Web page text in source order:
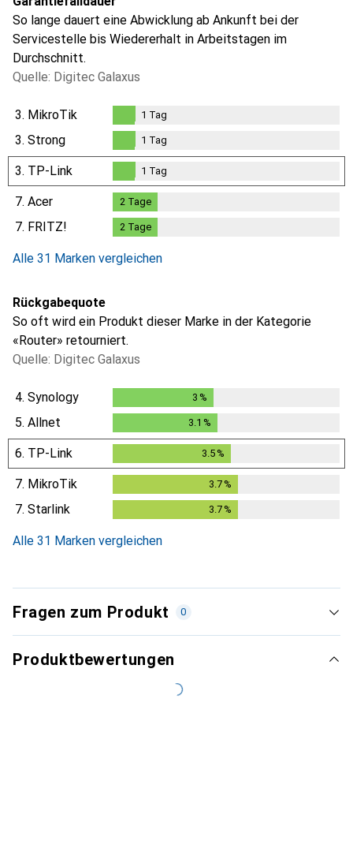
So lange dauert eine Abwicklung ab Ankunft bei der
Servicestelle bis Wiedererhalt in Arbeitstagen im
Durchschnitt.
Quelle: Digitec Galaxus
3. MikroTik
Tag
1 Tag
3. Strong
1Tag
1 Tag
3. TP-Link
1Tag
1 Tag
7. Acer 2 Tage
7. FRITZ! 2 Tage
Alle 31 Marken vergleichen
Rückgabequote
So oft wird ein Produkt dieser Marke in der Kategorie
«Router» retourniert.
Quelle: Digitec Galaxus
4. Synology 3 %
5. Allnet 3.1 %
6. TP-Link 3.5%
7. MikroTik 3.7%
7. Starlink 3.7%
Alle 31 Marken vergleichen
Fragen zum Produkt 0
Produktbewertungen